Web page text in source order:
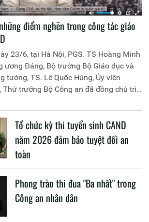
điểm nghẽn trong công tác giáo
23/6, tại Hà Nội, PGS. TS Hoàng Minh
ương Đảng, Bộ trưởng Bộ Giáo dục và
tướng, TS. Lê Quốc Hùng, Ủy viên
trưởng Bộ Công an đã đồng chủ trì
tác giáo dục và đào tạo của lực lượng
Tổ chức kỳ thi tuyển sinh CAND
năm 2026 đảm bảo tuyệt đối an
toàn
Phong trào thi đua "Ba nhất" trong
Công an nhân dân